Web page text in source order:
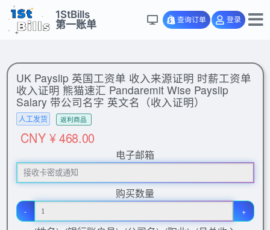
1StBills
第一账单
查询订单 登录
UK Payslip 英国工资单 收入来源证明 时薪工资单
收入证明 熊猫速汇 Pandaremit Wise Payslip
Salary 带公司名字 英文名（收入证明）
人工发货 返利商品
CNY ¥ 468.00
电子邮箱
购买数量
- +